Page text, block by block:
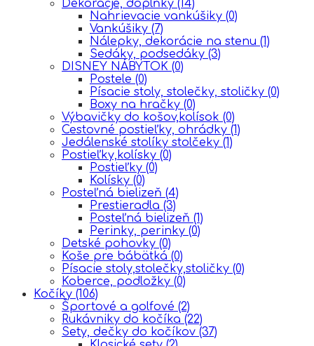
Dekoracje, doplňky (14)
Nahrievacie vankúšiky (0)
Vankúšiky (7)
Nálepky, dekorácie na stenu (1)
Sedáky, podsedáky (3)
DISNEY NÁBYTOK (0)
Postele (0)
Písacie stoly, stolečky, stoličky (0)
Boxy na hračky (0)
Výbavičky do košov,kolísok (0)
Cestovné postieľky, ohrádky (1)
Jedálenské stolíky stolčeky (1)
Postieľky,kolísky (0)
Postieľky (0)
Kolísky (0)
Posteľná bielizeň (4)
Prestieradla (3)
Posteľná bielizeň (1)
Perinky, perinky (0)
Detské pohovky (0)
Koše pre bábätká (0)
Písacie stoly,stolečky,stoličky (0)
Koberce, podložky (0)
Kočíky (106)
Športové a golfové (2)
Rukávniky do kočíka (22)
Sety, dečky do kočíkov (37)